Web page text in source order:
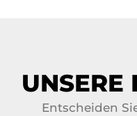
UNSERE
Entscheiden